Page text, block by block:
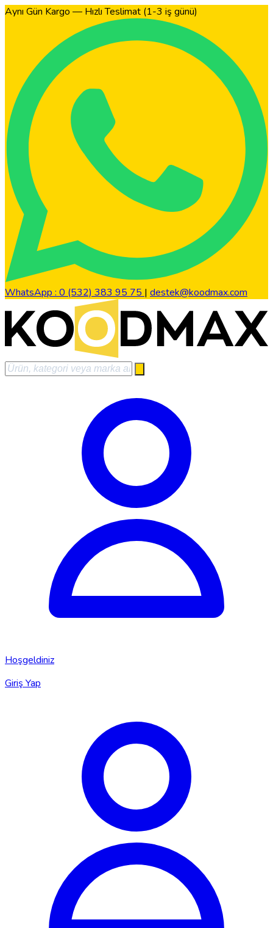
Aynı Gün Kargo — Hızlı Teslimat (1-3 iş günü)
WhatsApp : 0 (532) 383 95 75 | destek@koodmax.com
Hoşgeldiniz
Giriş Yap